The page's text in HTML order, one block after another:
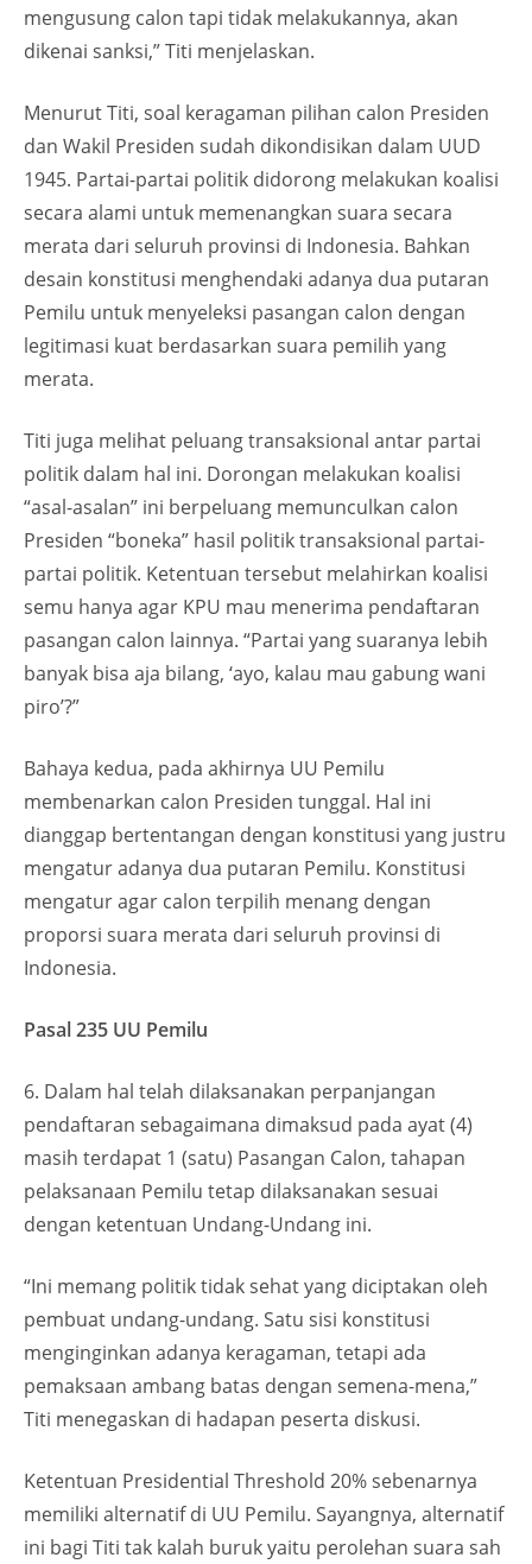
mengusung calon tapi tidak melakukannya, akan
dikenai sanksi,” Titi menjelaskan.
Menurut Titi, soal keragaman pilihan calon Presiden
dan Wakil Presiden sudah dikondisikan dalam UUD
1945. Partai-partai politik didorong melakukan koalisi
secara alami untuk memenangkan suara secara
merata dari seluruh provinsi di Indonesia. Bahkan
desain konstitusi menghendaki adanya dua putaran
Pemilu untuk menyeleksi pasangan calon dengan
legitimasi kuat berdasarkan suara pemilih yang
merata.
Titi juga melihat peluang transaksional antar partai
politik dalam hal ini. Dorongan melakukan koalisi
“asal-asalan” ini berpeluang memunculkan calon
Presiden “boneka” hasil politik transaksional partai-
partai politik. Ketentuan tersebut melahirkan koalisi
semu hanya agar KPU mau menerima pendaftaran
pasangan calon lainnya. “Partai yang suaranya lebih
banyak bisa aja bilang, ‘ayo, kalau mau gabung wani
piro’?”
Bahaya kedua, pada akhirnya UU Pemilu
membenarkan calon Presiden tunggal. Hal ini
dianggap bertentangan dengan konstitusi yang justru
mengatur adanya dua putaran Pemilu. Konstitusi
mengatur agar calon terpilih menang dengan
proporsi suara merata dari seluruh provinsi di
Indonesia.
Pasal 235 UU Pemilu
6. Dalam hal telah dilaksanakan perpanjangan
pendaftaran sebagaimana dimaksud pada ayat (4)
masih terdapat 1 (satu) Pasangan Calon, tahapan
pelaksanaan Pemilu tetap dilaksanakan sesuai
dengan ketentuan Undang-Undang ini.
“Ini memang politik tidak sehat yang diciptakan oleh
pembuat undang-undang. Satu sisi konstitusi
menginginkan adanya keragaman, tetapi ada
pemaksaan ambang batas dengan semena-mena,”
Titi menegaskan di hadapan peserta diskusi.
Ketentuan Presidential Threshold 20% sebenarnya
memiliki alternatif di UU Pemilu. Sayangnya, alternatif
ini bagi Titi tak kalah buruk yaitu perolehan suara sah